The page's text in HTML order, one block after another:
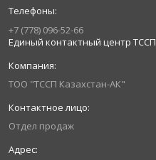
+7 (778) 096-52-66
Единый контактный центр ТССП
ТОО "ТССП Казахстан-АК"
Отдел продаж